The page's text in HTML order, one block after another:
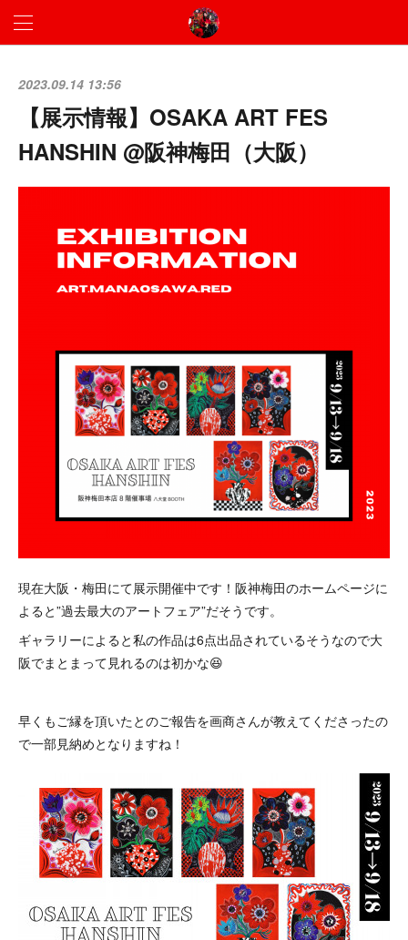
2023.09.14 13:56
【展示情報】OSAKA ART FES
HANSHIN @阪神梅田（大阪）
現在大阪・梅田にて展示開催中です！阪神梅田のホームページに
よると”過去最大のアートフェア”だそうです。
ギャラリーによると私の作品は6点出品されているそうなので大
阪でまとまって見れるのは初かな😆
早くもご縁を頂いたとのご報告を画商さんが教えてくださったの
で一部見納めとなりますね！